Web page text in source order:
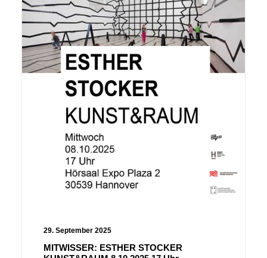
29. September 2025
MITWISSER: ESTHER STOCKER